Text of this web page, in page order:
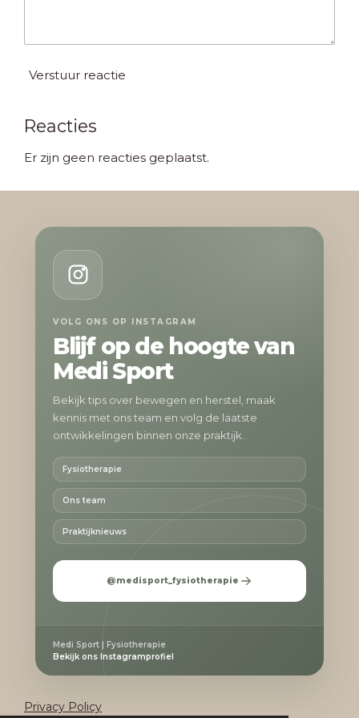
Verstuur reactie
Reacties
Er zijn geen reacties geplaatst.
VOLG ONS OP INSTAGRAM
Blijf op de hoogte van
Medi Sport
Bekijk tips over bewegen en herstel, maak
kennis met ons team en volg de laatste
ontwikkelingen binnen onze praktijk.
Fysiotherapie
Ons team
Praktijknieuws
@medisport_fysiotherapie
Medi Sport | Fysiotherapie
Bekijk ons Instagramprofiel
Privacy Policy